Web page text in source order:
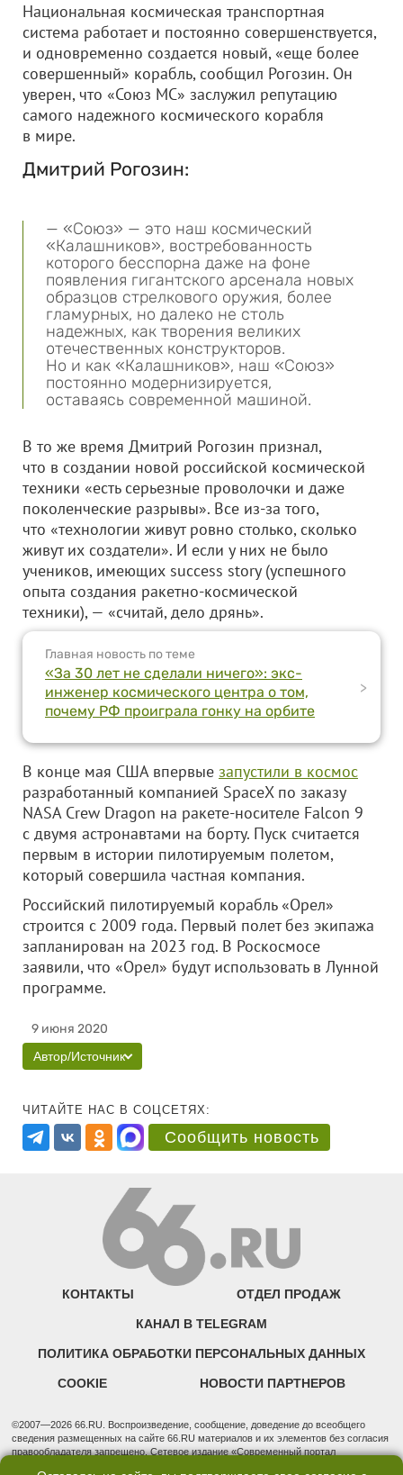
Национальная космическая транспортная
система работает и постоянно совершенствуется,
и одновременно создается новый, «еще более
совершенный» корабль, сообщил Рогозин. Он
уверен, что «Союз МС» заслужил репутацию
самого надежного космического корабля
в мире.
Дмитрий Рогозин:
— «Союз» — это наш космический
«Калашников», востребованность
которого бесспорна даже на фоне
появления гигантского арсенала новых
образцов стрелкового оружия, более
гламурных, но далеко не столь
надежных, как творения великих
отечественных конструкторов.
Но и как «Калашников», наш «Союз»
постоянно модернизируется,
оставаясь современной машиной.
В то же время Дмитрий Рогозин признал,
что в создании новой российской космической
техники «есть серьезные проволочки и даже
поколенческие разрывы». Все из-за того,
что «технологии живут ровно столько, сколько
живут их создатели». И если у них не было
учеников, имеющих success story (успешного
опыта создания ракетно-космической
техники), — «считай, дело дрянь».
Главная новость по теме
«За 30 лет не сделали ничего»: экс-
инженер космического центра о том,
почему РФ проиграла гонку на орбите
>
В конце мая США впервые запустили в космос
разработанный компанией SpaceX по заказу
NASA Crew Dragon на ракете-носителе Falcon 9
с двумя астронавтами на борту. Пуск считается
первым в истории пилотируемым полетом,
который совершила частная компания.
Российский пилотируемый корабль «Орел»
строится с 2009 года. Первый полет без экипажа
запланирован на 2023 год. В Роскосмосе
заявили, что «Орел» будут использовать в Лунной
программе.
9 июня 2020
Автор/Источник
ЧИТАЙТЕ НАС В СОЦСЕТЯХ:
Сообщить новость
КОНТАКТЫ ОТДЕЛ ПРОДАЖ
КАНАЛ В TELEGRAM
ПОЛИТИКА ОБРАБОТКИ ПЕРСОНАЛЬНЫХ ДАННЫХ
COOKIE НОВОСТИ ПАРТНЕРОВ
©2007—2026 66.RU. Воспроизведение, сообщение, доведение до всеобщего
сведения размещенных на сайте 66.RU материалов и их элементов без согласия
правообладателя запрещено. Сетевое издание «Современный портал